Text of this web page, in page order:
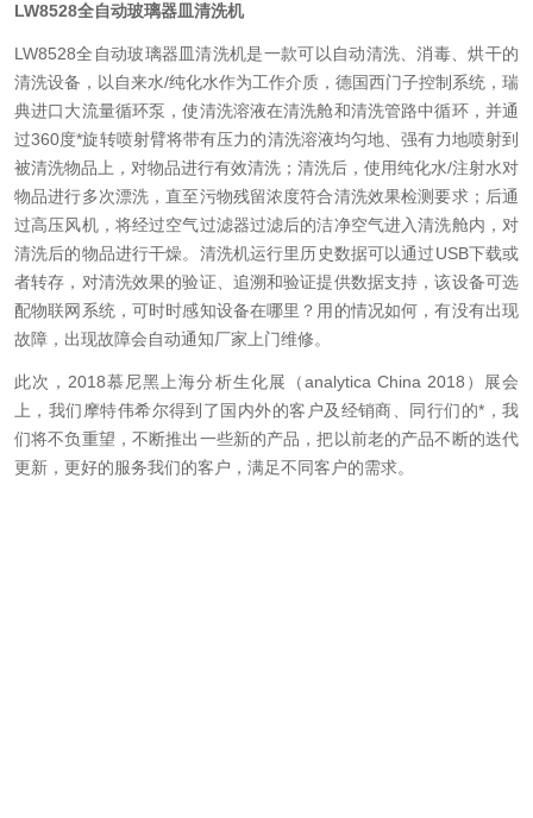
LW8528全自动玻璃器皿清洗机
LW8528全自动玻璃器皿清洗机是一款可以自动清洗、消毒、烘干的
清洗设备，以自来水/纯化水作为工作介质，德国西门子控制系统，瑞
典进口大流量循环泵，使清洗溶液在清洗舱和清洗管路中循环，并通
过360度*旋转喷射臂将带有压力的清洗溶液均匀地、强有力地喷射到
被清洗物品上，对物品进行有效清洗；清洗后，使用纯化水/注射水对
物品进行多次漂洗，直至污物残留浓度符合清洗效果检测要求；后通
过高压风机，将经过空气过滤器过滤后的洁净空气进入清洗舱内，对
清洗后的物品进行干燥。清洗机运行里历史数据可以通过USB下载或
者转存，对清洗效果的验证、追溯和验证提供数据支持，该设备可选
配物联网系统，可时时感知设备在哪里？用的情况如何，有没有出现
故障，出现故障会自动通知厂家上门维修。
此次，2018慕尼黑上海分析生化展（analytica China 2018）展会
上，我们摩特伟希尔得到了国内外的客户及经销商、同行们的*，我
们将不负重望，不断推出一些新的产品，把以前老的产品不断的迭代
更新，更好的服务我们的客户，满足不同客户的需求。